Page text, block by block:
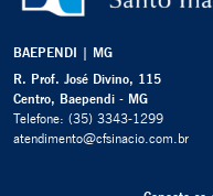
BAEPENDI | MG
R. Prof. José Divino, 115
Centro, Baependi - MG
Telefone: (35) 3343-1299
atendimento@cfsinacio.com.br